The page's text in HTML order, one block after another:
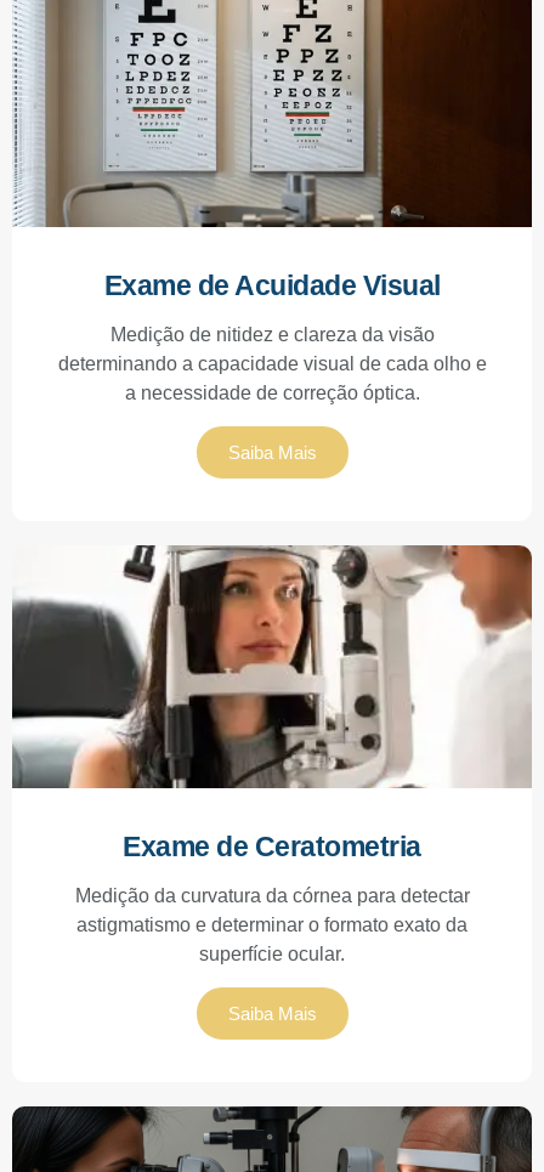
Exame de Acuidade Visual
Medição de nitidez e clareza da visão
determinando a capacidade visual de cada olho e
a necessidade de correção óptica.
Saiba Mais
Exame de Ceratometria
Medição da curvatura da córnea para detectar
astigmatismo e determinar o formato exato da
superfície ocular.
Saiba Mais